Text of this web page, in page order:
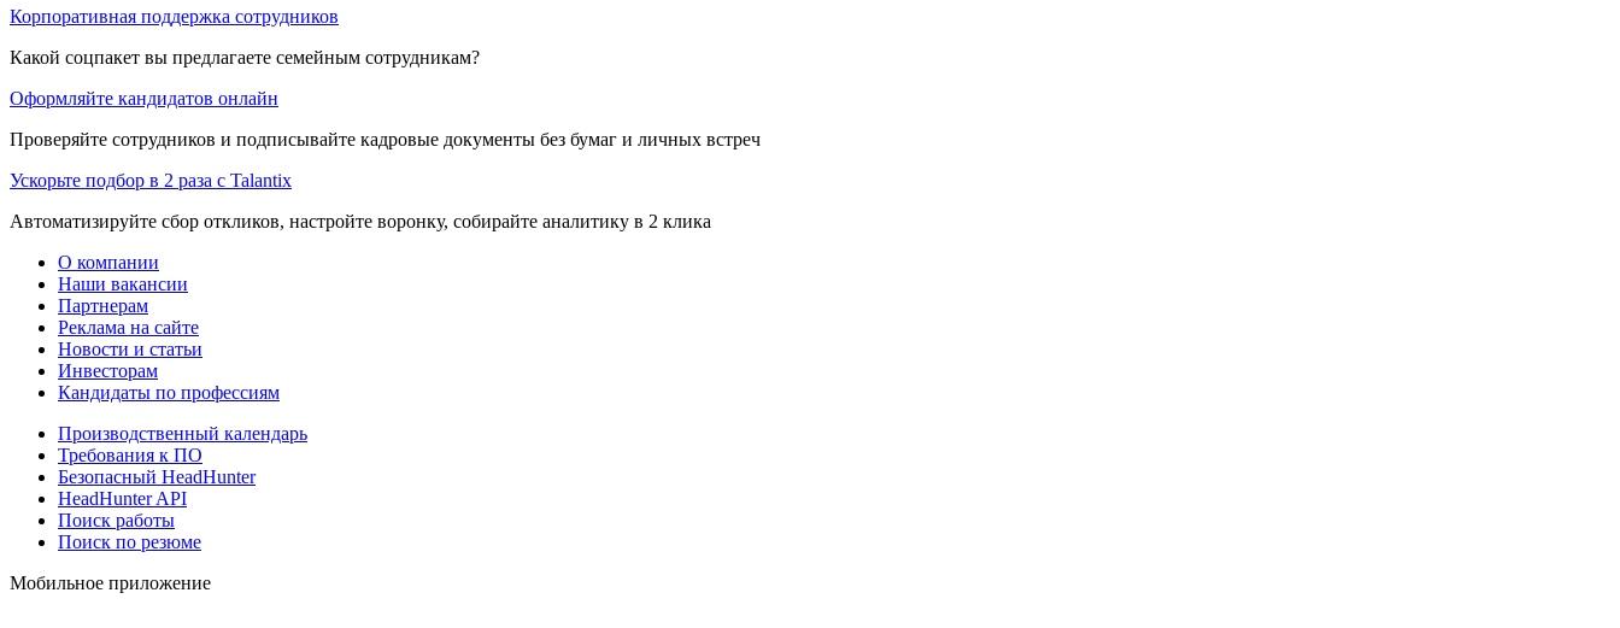
Корпоративная поддержка сотрудников
Какой соцпакет вы предлагаете семейным сотрудникам?
Оформляйте кандидатов онлайн
Проверяйте сотрудников и подписывайте кадровые документы без бумаг и личных встреч
Ускорьте подбор в 2 раза с Talantix
Автоматизируйте сбор откликов, настройте воронку, собирайте аналитику в 2 клика
О компании
Наши вакансии
Партнерам
Реклама на сайте
Новости и статьи
Инвесторам
Кандидаты по профессиям
Производственный календарь
Требования к ПО
Безопасный HeadHunter
HeadHunter API
Поиск работы
Поиск по резюме
Мобильное приложение